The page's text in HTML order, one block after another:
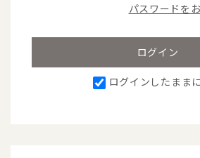
ログインしたまま
パスワードを